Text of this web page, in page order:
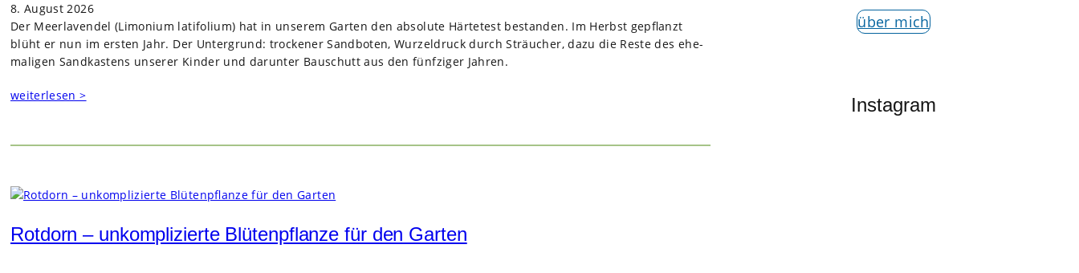
8. August 2026
Der Meer­la­ven­del (Limo­nium lati­fo­lium) hat in unse­rem Gar­ten den abso­lute Här­te­test bestan­den. Im Herbst gepflanzt
blüht er nun im ers­ten Jahr. Der Unter­grund: tro­cke­ner Sand­bo­ten, Wur­zel­druck durch Sträu­cher, dazu die Reste des ehe­
ma­li­gen Sand­kas­tens unse­rer Kin­der und dar­un­ter Bau­schutt aus den fünf­zi­ger Jah­ren.
weiterlesen >
Rotdorn – unkomplizierte Blütenpflanze für den Garten
über mich
Instagram